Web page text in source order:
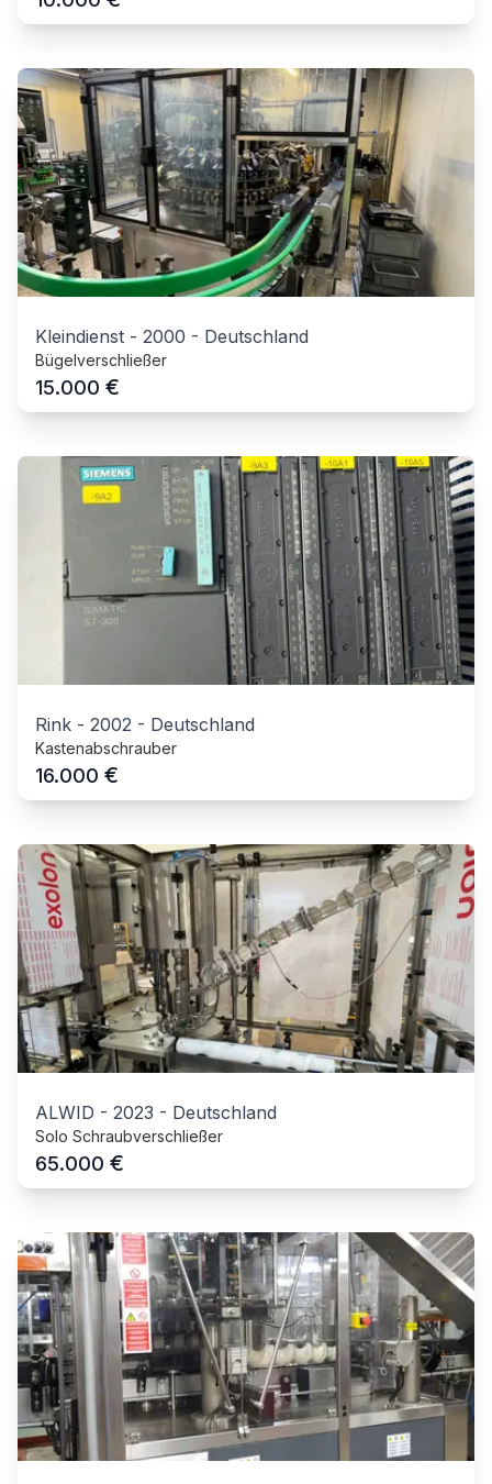
Kleindienst - 2000 - Deutschland
Bügelverschließer
15.000 €
Rink - 2002 - Deutschland
Kastenabschrauber
16.000 €
ALWID - 2023 - Deutschland
Solo Schraubverschließer
65.000 €